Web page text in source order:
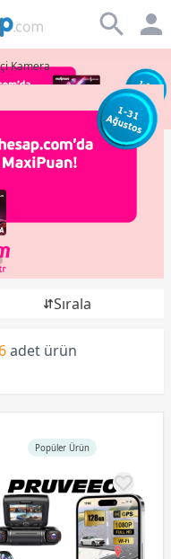
Kamera
Sırala
6adet ürün
Popüler Ürün